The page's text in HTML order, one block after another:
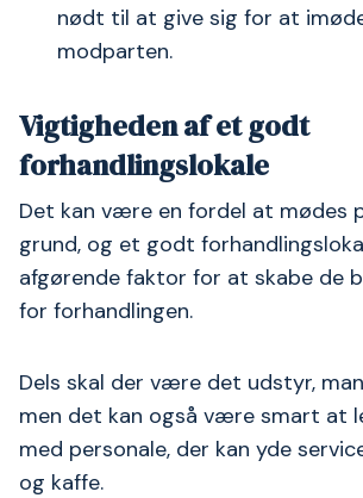
nødt til at give sig for at
modparten.
Vigtigheden af et godt
forhandlingslokale
Det kan være en fordel at mødes
grund, og et godt
afgørende faktor for at skabe de
for forhandlingen.
Dels skal der være det udstyr,
men det kan også være smart at
med personale, der kan yde
og kaffe.